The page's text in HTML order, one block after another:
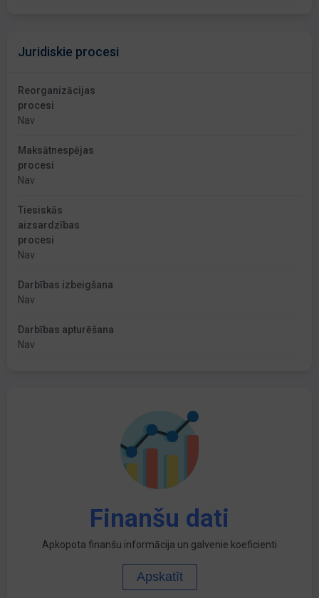
Juridiskie procesi
Reorganizācijas
procesi
Nav
Maksātnespējas
procesi
Nav
Tiesiskās
aizsardzības
procesi
Nav
Darbības izbeigšana
Nav
Darbības apturēšana
Nav
Finanšu dati
Apkopota finanšu informācija un galvenie koeficienti
Apskatīt